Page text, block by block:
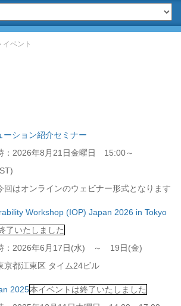
イベント
ーション紹介セミナー
：2026年8月21日金曜日 15:00～
回はオンラインのウェビナー形式となります
Workshop (IOP) Japan 2026 in Tokyo
了いたしました
：2026年6月17日(水) ～ 19日(金)
京都江東区 タイム24ビル
2025本イベントは終了いたしました